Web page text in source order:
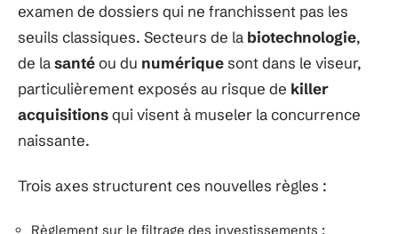
examen de dossiers qui ne franchissent pas les
seuils classiques. Secteurs de la biotechnologie,
de lasantéou du numériquesont dans le viseur,
particulièrement exposés au risque de killer
acquisitionsqui visent à museler la concurrence
naissante.
Trois axes structurent ces nouvelles règles :
Règlement sur le filtrage des investissements :